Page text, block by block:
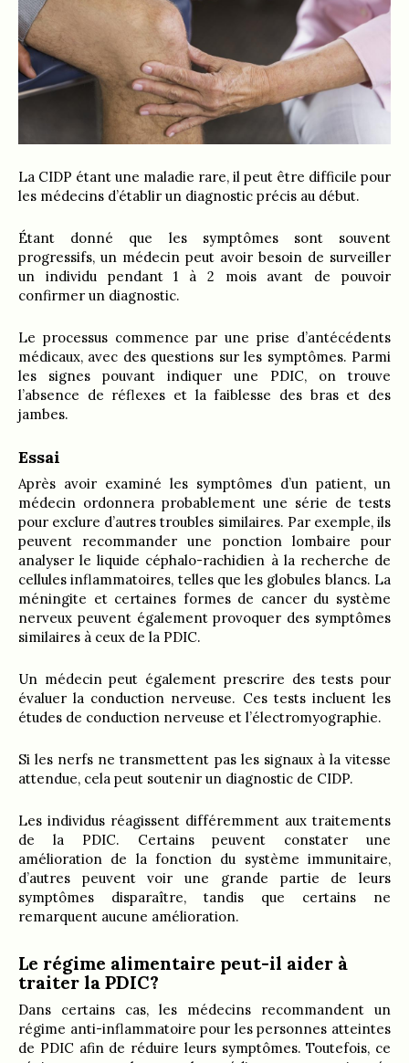
La CIDP étant une maladie rare, il peut être difficile pour
les médecins d’établir un diagnostic précis au début.
Étant donné que les symptômes sont souvent
progressifs, un médecin peut avoir besoin de surveiller
un individu pendant 1 à 2 mois avant de pouvoir
confirmer un diagnostic.
Le processus commence par une prise d’antécédents
médicaux, avec des questions sur les symptômes. Parmi
les signes pouvant indiquer une PDIC, on trouve
l’absence de réflexes et la faiblesse des bras et des
jambes.
Essai
Après avoir examiné les symptômes d’un patient, un
médecin ordonnera probablement une série de tests
pour exclure d’autres troubles similaires. Par exemple, ils
peuvent recommander une ponction lombaire pour
analyser le liquide céphalo-rachidien à la recherche de
cellules inflammatoires, telles que les globules blancs. La
méningite et certaines formes de cancer du système
nerveux peuvent également provoquer des symptômes
similaires à ceux de la PDIC.
Un médecin peut également prescrire des tests pour
évaluer la conduction nerveuse. Ces tests incluent les
études de conduction nerveuse et l’électromyographie.
Si les nerfs ne transmettent pas les signaux à la vitesse
attendue, cela peut soutenir un diagnostic de CIDP.
Les individus réagissent différemment aux traitements
de la PDIC. Certains peuvent constater une
amélioration de la fonction du système immunitaire,
d’autres peuvent voir une grande partie de leurs
symptômes disparaître, tandis que certains ne
remarquent aucune amélioration.
Le régime alimentaire peut-il aider à
traiter la PDIC?
Dans certains cas, les médecins recommandent un
régime anti-inflammatoire pour les personnes atteintes
de PDIC afin de réduire leurs symptômes. Toutefois, ce